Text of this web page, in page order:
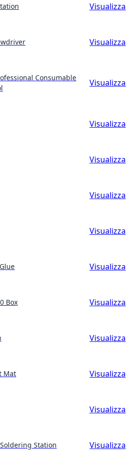
Visualizza
Visualizza
Consumable
Visualizza
Visualizza
Visualizza
Visualizza
Visualizza
Visualizza
Box Visualizza
Visualizza
Mat Visualizza
Visualizza
Station Visualizza